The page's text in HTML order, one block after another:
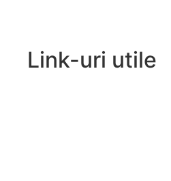
Link-uri utile